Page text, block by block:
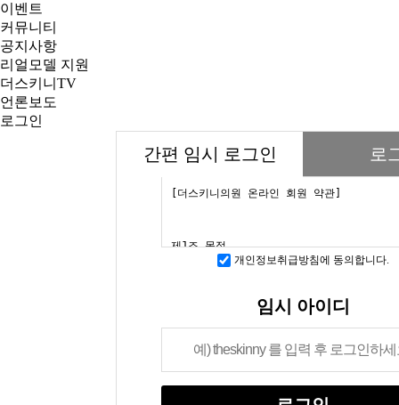
이벤트
커뮤니티
공지사항
리얼모델 지원
더스키니TV
언론보도
로그인
간편 임시 로그인 로
개인정보취급방침에 동의합니다.
임시 아이디